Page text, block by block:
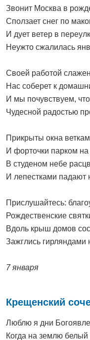
Звонит Москва в
Сползает снег по
И дует ветер в
Неужто сжалилась
Своей работой
Нас соберет к
И мы почувствуем,
Чудесной радостью
Прикрыты окна
И форточки парком
В студеном небе
И лепестками падают
Прислушайтесь:
Рождественские
Вдоль крыш домов
Зажглись гирляндами
7 января
Крещенский
Люблю я дни
Когда на землю белый